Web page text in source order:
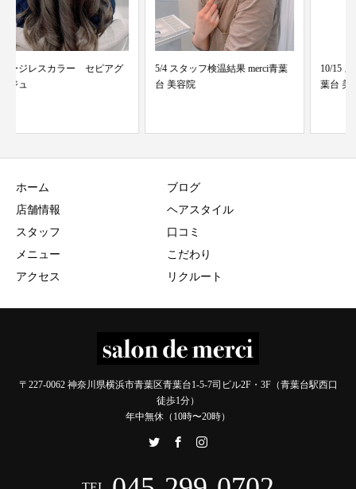
5/4 スタッフ検温結果 merci青葉
台 美容院
10/15 スタッフ検温結果 merci青
葉台 美...
ホーム
店舗情報
スタッフ
メニュー
アクセス
ブログ
ヘアスタイル
口コミ
こだわり
リクルート
〒227-0062 神奈川県横浜市青葉区青葉台1-5-7司ビル2F・3F（青葉台駅西口
徒歩1分）
年中無休（10時〜20時）